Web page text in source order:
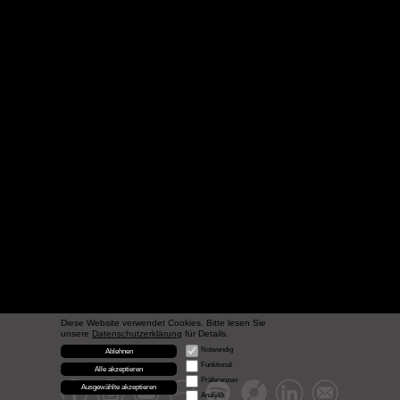
Diese Website verwendet Cookies. Bitte lesen Sie
unsere Datenschutzerklärung für Details.
Ablehnen
Alle akzeptieren
Ausgewählte akzeptieren
Notwendig
Funktional
Präferenzen
Analytik